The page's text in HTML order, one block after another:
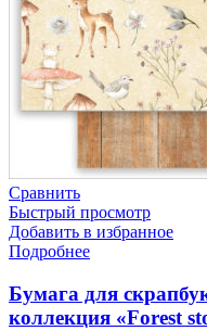
Сравнить
Быстрый просмотр
Добавить в избранное
Подробнее
Бумага для
коллекция «Forest